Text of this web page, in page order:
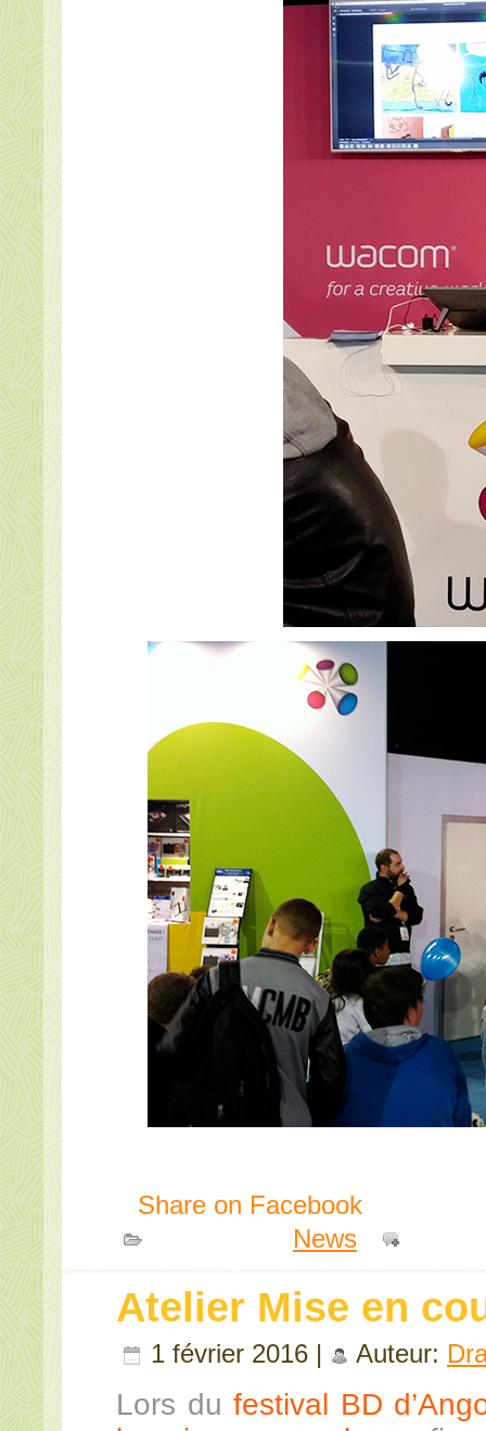
Share on Facebook
News
Atelier Mise en
1 février 2016 | Auteur:
Lors du festival BD